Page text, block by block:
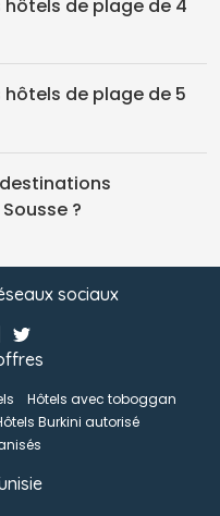
hôtels de plage de 4
de plage de 5
?
sociaux
Hôtels avec toboggan
Burkini autorisé